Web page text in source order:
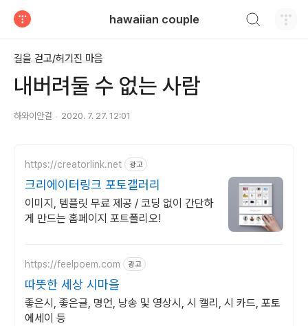
hawaiian couple
길을 걷고/허기진 마음
내버려둘 수 없는 사람
하와이안걸 2020. 7. 27. 12:01
https://creatorlink.net 광고
크리에이터링크 포토갤러리
이미지, 템플릿 무료 제공 / 코딩 없이 간단하
게 만드는 홈페이지 포트폴리오!
https://feelpoem.com 광고
따뜻한 세상 시마을
좋은시, 좋은글, 명언, 낭송 및 영상시, 시 캘리, 시 카드, 포토
에세이 등